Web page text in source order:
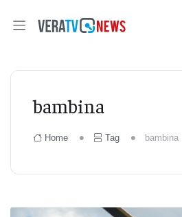
bambina
Home Tag bambina